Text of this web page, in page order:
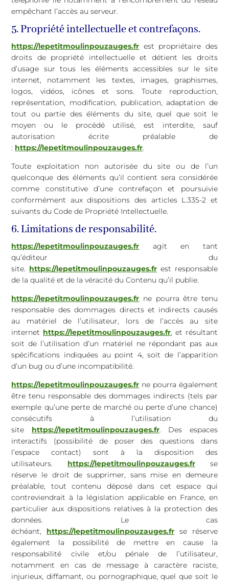
empêchant l’accès au serveur.
5. Propriété intellectuelle et contrefaçons.
https://lepetitmoulinpouzauges.fr est propriétaire des
droits de propriété intellectuelle et détient les droits
d’usage sur tous les éléments accessibles sur le site
internet, notamment les textes, images, graphismes,
logos, vidéos, icônes et sons. Toute reproduction,
représentation, modification, publication, adaptation de
tout ou partie des éléments du site, quel que soit le
moyen ou le procédé utilisé, est interdite, sauf
autorisation écrite préalable de
: https://lepetitmoulinpouzauges.fr.
Toute exploitation non autorisée du site ou de l’un
quelconque des éléments qu’il contient sera considérée
comme constitutive d’une contrefaçon et poursuivie
conformément aux dispositions des articles L.335-2 et
suivants du Code de Propriété Intellectuelle.
6. Limitations de responsabilité.
https://lepetitmoulinpouzauges.fr
agit en tant
qu’éditeur du
site. https://lepetitmoulinpouzauges.fr est responsable
de la qualité et de la véracité du Contenu qu’il publie.
https://lepetitmoulinpouzauges.fr ne pourra être tenu
responsable des dommages directs et indirects causés
au matériel de l’utilisateur, lors de l’accès au site
internet https://lepetitmoulinpouzauges.fr, et résultant
soit de l’utilisation d’un matériel ne répondant pas aux
spécifications indiquées au point 4, soit de l’apparition
d’un bug ou d’une incompatibilité.
https://lepetitmoulinpouzauges.fr ne pourra également
être tenu responsable des dommages indirects (tels par
exemple qu’une perte de marché ou perte d’une chance)
consécutifs à l’utilisation du
site
https://lepetitmoulinpouzauges.fr. Des espaces
interactifs (possibilité de poser des questions dans
l’espace contact) sont à la disposition des
utilisateurs.
https://lepetitmoulinpouzauges.fr
se
réserve le droit de supprimer, sans mise en demeure
préalable, tout contenu déposé dans cet espace qui
contreviendrait à la législation applicable en France, en
particulier aux dispositions relatives à la protection des
données. Le cas
échéant,
https://lepetitmoulinpouzauges.fr se réserve
également la possibilité de mettre en cause la
responsabilité civile et/ou pénale de l’utilisateur,
notamment en cas de message à caractère raciste,
injurieux, diffamant, ou pornographique, quel que soit le